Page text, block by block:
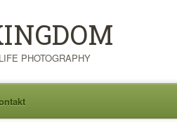
PHOTOGRAPHY